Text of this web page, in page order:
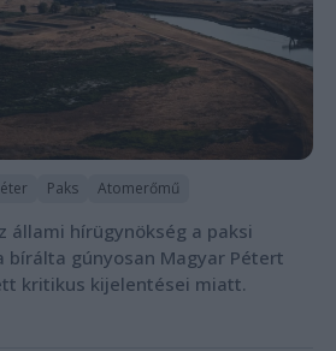
Paks Atomerőmű
állami hírügynökség a paksi
bírálta gúnyosan Magyar Pétert
kritikus kijelentései miatt.